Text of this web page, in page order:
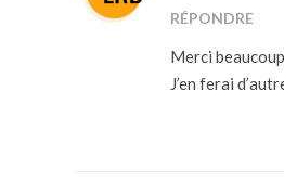
RÉPONDRE
Merci
J’en ferai